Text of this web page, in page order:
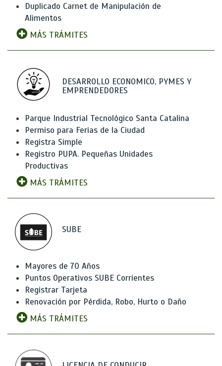
Duplicado Carnet de Manipulación de
Alimentos
MÁS TRÁMITES
DESARROLLO ECONOMICO, PYMES Y
EMPRENDEDORES
Parque Industrial Tecnológico Santa Catalina
Permiso para Ferias de la Ciudad
Registra Simple
Registro PUPA. Pequeñas Unidades
Productivas
MÁS TRÁMITES
SUBE
Mayores de 70 Años
Puntos Operativos SUBE Corrientes
Registrar Tarjeta
Renovación por Pérdida, Robo, Hurto o Daño
MÁS TRÁMITES